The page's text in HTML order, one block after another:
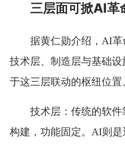
三层面可掀AI革
据黄仁勋介绍，AI革
技术层、制造层与基础
于这三层联动的枢纽位置
技术层：传统的软
构建，功能固定。AI则